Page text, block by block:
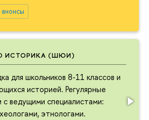
ИСТОРИКА (ШЮИ)
для школьников 8-11 классов и
историей. Регулярные
с ведущими специалистами:
этнологами.